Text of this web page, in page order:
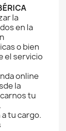
la
en la
o bien
el servicio
online
la
tu
tu cargo.